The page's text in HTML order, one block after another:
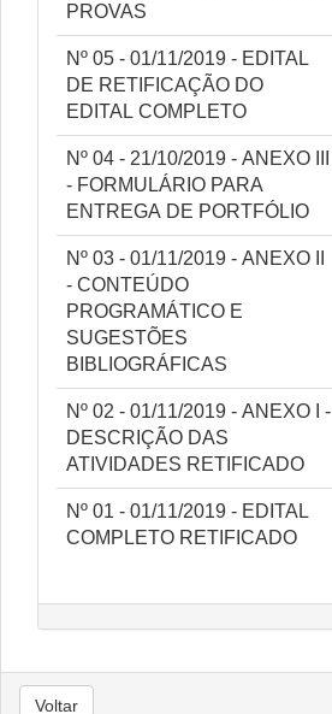
PROVAS
Nº 05 - 01/11/2019 - EDITAL
DE RETIFICAÇÃO DO
EDITAL COMPLETO
Nº 04 - 21/10/2019 - ANEXO III
- FORMULÁRIO PARA
ENTREGA DE PORTFÓLIO
Nº 03 - 01/11/2019 - ANEXO II
- CONTEÚDO
PROGRAMÁTICO E
SUGESTÕES
BIBLIOGRÁFICAS
Nº 02 - 01/11/2019 - ANEXO I -
DESCRIÇÃO DAS
ATIVIDADES RETIFICADO
Nº 01 - 01/11/2019 - EDITAL
COMPLETO RETIFICADO
Voltar